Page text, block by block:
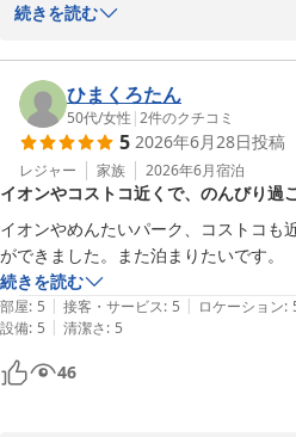
ました。
ます。
ご滞在中は快適にお過ごしいただけ
ます。
「大満足」と仰っていただけたこと
機会がございましたら、ぜひ次回の
待ちしております。
本当にありがとうございました。
Ｊホテルりんくう
2026-07-19
続きを読む
ひまくろたん
50代/女性 |2件のクチコミ
5 2026年6月28日投稿
レジャー 家族 2026年6月宿泊
イオンやコストコ近くで、のんびり過
イオンやめんたいパーク、コストコも
ができました。また泊まりたいです。
続きを読む
部屋: 5 | 接客・サービス: 5 | ロケーション:
設備: 5 | 清潔さ: 5
46